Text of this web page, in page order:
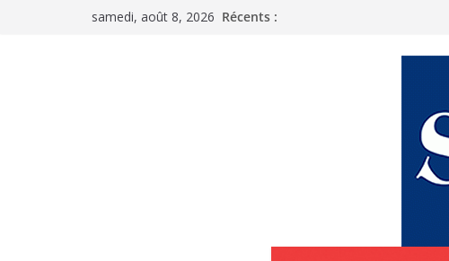
samedi, août 8, 2026 Récents :